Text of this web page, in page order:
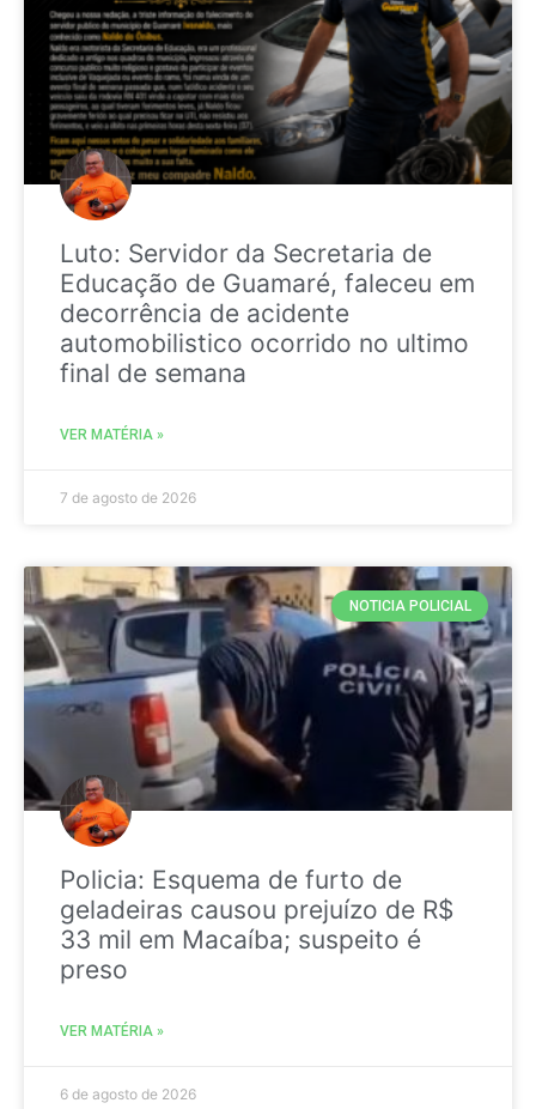
Luto: Servidor da Secretaria de
Educação de Guamaré, faleceu em
decorrência de acidente
automobilistico ocorrido no ultimo
final de semana
VER MATÉRIA »
7 de agosto de 2026
NOTICIA POLICIAL
Policia: Esquema de furto de
geladeiras causou prejuízo de R$
33 mil em Macaíba; suspeito é
preso
VER MATÉRIA »
6 de agosto de 2026